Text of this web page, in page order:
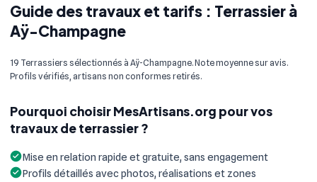
Guide des travaux et tarifs : Terrassier à
Aÿ-Champagne
19 Terrassiers sélectionnés à Aÿ-Champagne. Note moyenne sur avis.
Profils vérifiés, artisans non conformes retirés.
Pourquoi choisir MesArtisans.org pour vos
travaux de terrassier ?
Mise en relation rapide et gratuite, sans engagement
Profils détaillés avec photos, réalisations et zones